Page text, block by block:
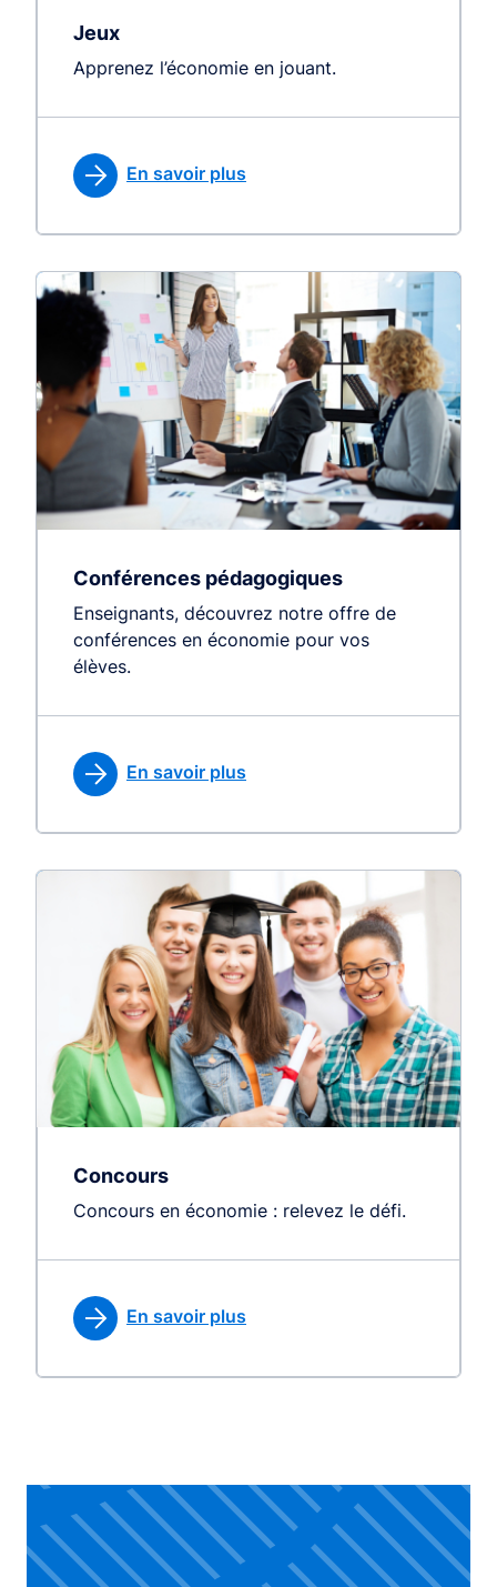
Jeux
Apprenez l’économie en jouant.
En savoir plus
Conférences pédagogiques
Enseignants, découvrez notre offre de
conférences en économie pour vos
élèves.
En savoir plus
Concours
Concours en économie : relevez le défi.
En savoir plus